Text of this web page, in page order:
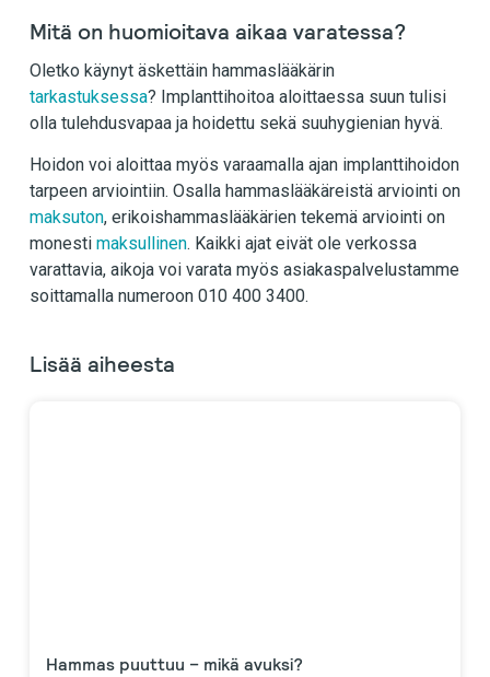
Mitä on huomioitava aikaa varatessa?
Oletko käynyt äskettäin hammaslääkärin
tarkastuksessa? Implanttihoitoa aloittaessa suun tulisi
olla tulehdusvapaa ja hoidettu sekä suuhygienian hyvä.
Hoidon voi aloittaa myös varaamalla ajan implanttihoidon
tarpeen arviointiin. Osalla hammaslääkäreistä arviointi on
maksuton, erikoishammaslääkärien tekemä arviointi on
monesti maksullinen. Kaikki ajat eivät ole verkossa
varattavia, aikoja voi varata myös asiakaspalvelustamme
soittamalla numeroon 010 400 3400.
Lisää aiheesta
Hammas puuttuu – mikä avuksi?